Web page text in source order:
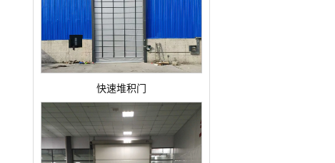
快速堆积门